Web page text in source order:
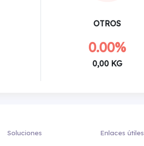
OTROS
0.00%
0,00 KG
Soluciones Enlaces útiles